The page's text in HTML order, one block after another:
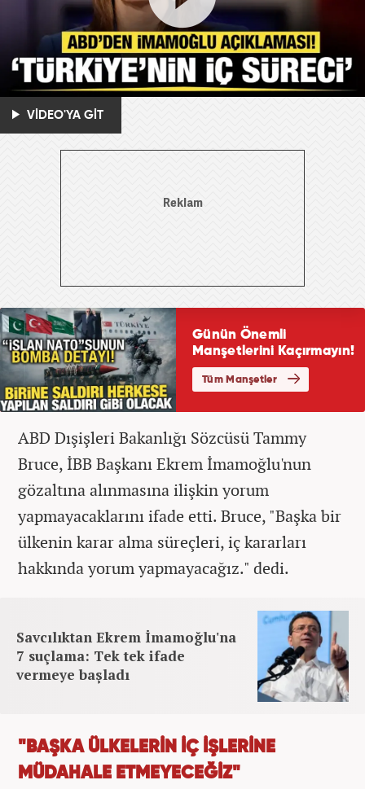
VİDEO'YA GİT
ABD Dışişleri Bakanlığı Sözcüsü Tammy
Bruce, İBB Başkanı Ekrem İmamoğlu'nun
gözaltına alınmasına ilişkin yorum
yapmayacaklarını ifade etti. Bruce, "Başka bir
ülkenin karar alma süreçleri, iç kararları
hakkında yorum yapmayacağız." dedi.
Savcılıktan Ekrem İmamoğlu'na
7 suçlama: Tek tek ifade
vermeye başladı
"BAŞKA ÜLKELERİN İÇ İŞLERİNE
MÜDAHALE ETMEYECEĞİZ"